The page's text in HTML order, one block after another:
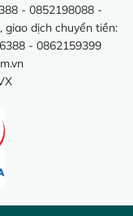
- 0852198088 -
giao dịch chuyển tiền:
- 0862159399